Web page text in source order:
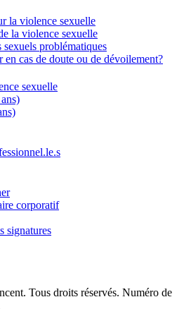
la violence sexuelle
la violence sexuelle
sexuels problématiques
en cas de doute ou de dévoilement?
sexuelle
corporatif
signatures
Tous droits réservés. Numéro de